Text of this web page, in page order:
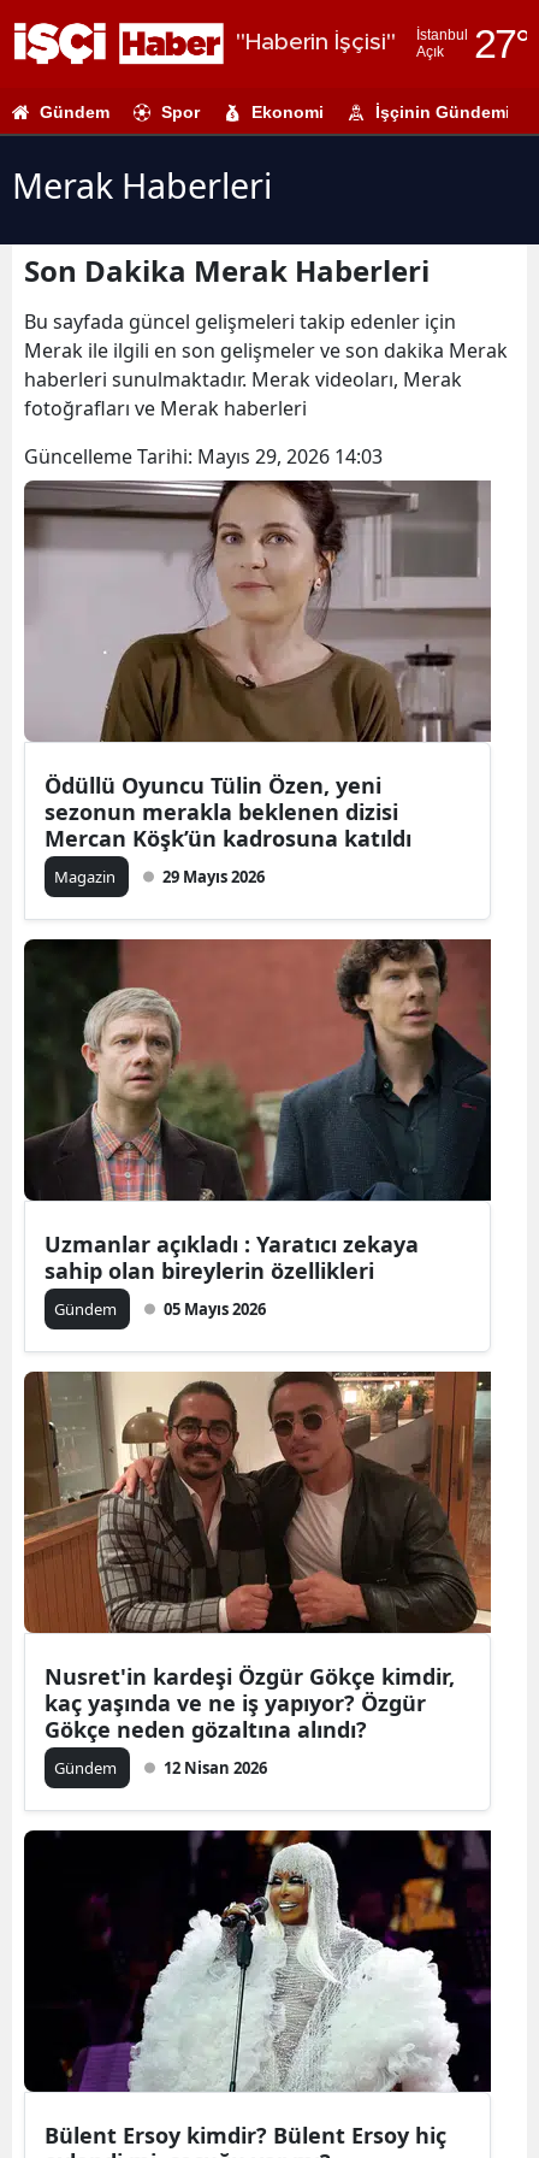
"Haberin İşçisi"
İstanbul
Açık
27°
Adıyaman
Ankara
Antalya
Bilecik
Bingöl
Bitlis
Bolu
Çankırı
Çorum
Diyarbakır
Edirne
Elazığ
Erzincan
Gaziantep
Giresun
Gümüşhane
Hakkari
Hatay
Isparta
Kastamonu
Kayseri
Kırklareli
Kırşehir
Kocaeli
Konya
Kütahya
Gündem Spor Ekonomi İşçinin Gündemi
Merak Haberleri
Son Dakika Merak Haberleri
Bu sayfada güncel gelişmeleri takip edenler için
Merak ile ilgili en son gelişmeler ve son dakika Merak
haberleri sunulmaktadır. Merak videoları, Merak
fotoğrafları ve Merak haberleri
Güncelleme Tarihi: Mayıs 29, 2026 14:03
Ödüllü Oyuncu Tülin Özen, yeni
sezonun merakla beklenen dizisi
Mercan Köşk’ün kadrosuna katıldı
Magazin 29 Mayıs 2026
Uzmanlar açıkladı : Yaratıcı zekaya
sahip olan bireylerin özellikleri
Gündem 05 Mayıs 2026
Nusret'in kardeşi Özgür Gökçe kimdir,
kaç yaşında ve ne iş yapıyor? Özgür
Gökçe neden gözaltına alındı?
Gündem 12 Nisan 2026
Bülent Ersoy kimdir? Bülent Ersoy hiç